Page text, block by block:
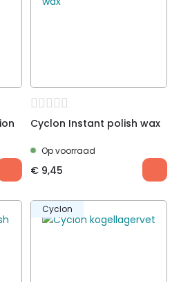
Cyclon Instant polish wax
Op voorraad
€ 9,45
Cyclon